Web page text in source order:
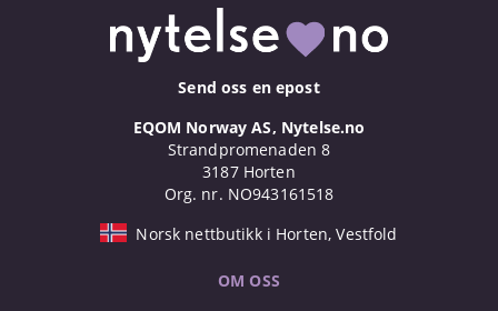
Send oss en epost
EQOM Norway AS, Nytelse.no
Strandpromenaden 8
3187 Horten
Org. nr. NO943161518
Norsk nettbutikk i Horten, Vestfold
OM OSS